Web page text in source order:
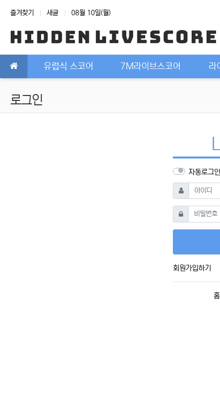
상단 네비
즐겨찾기 새글 08월 10일(월)
메인 메뉴유럽식 스코어 7M라이브스코어 라
로그인
자동로그인
아이디
필수
비밀번호필수
회원가입하기